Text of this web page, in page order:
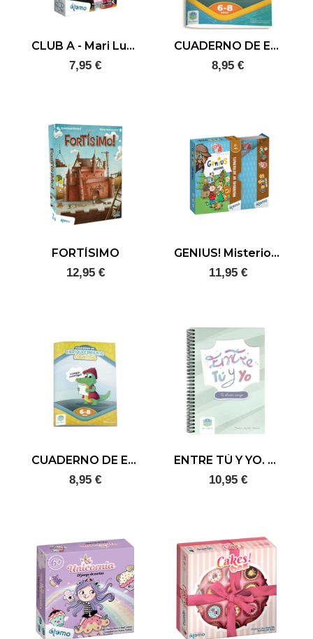
CLUB A - Mari Luz la maestra
7,95 €
CUADERNO DE ESTIMULACIÓN COGNITIVA. ¿JUEGAS CONMIGO? +6 AÑOS
8,95 €
FORTÍSIMO
12,95 €
GENIUS! Misterios Club A
11,95 €
CUADERNO DE ENRIQUECIMIENTO COGNITIVO. 6-8 AÑOS
8,95 €
ENTRE TÚ Y YO. Tu diario amigo
10,95 €